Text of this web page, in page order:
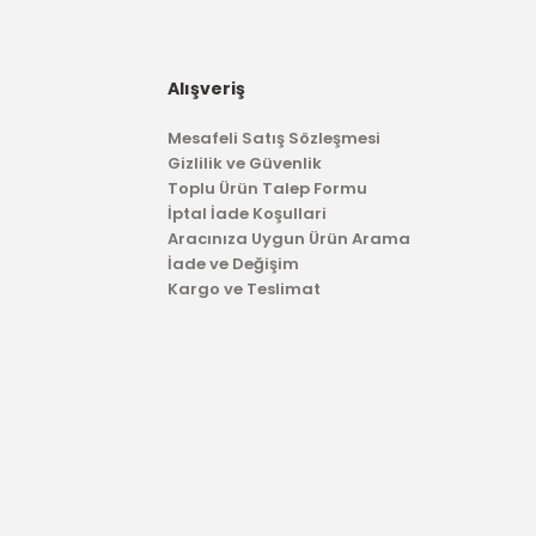
Alışveriş
Mesafeli Satış Sözleşmesi
Gizlilik ve Güvenlik
Toplu Ürün Talep Formu
İptal İade Koşullari
Aracınıza Uygun Ürün Arama
İade ve Değişim
Kargo ve Teslimat